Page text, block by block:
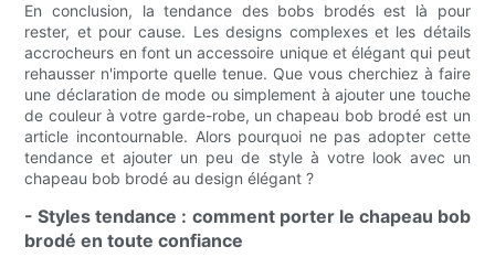
En conclusion, la tendance des bobs brodés est là pour
rester, et pour cause. Les designs complexes et les détails
accrocheurs en font un accessoire unique et élégant qui peut
rehausser n'importe quelle tenue. Que vous cherchiez à faire
une déclaration de mode ou simplement à ajouter une touche
de couleur à votre garde-robe, un chapeau bob brodé est un
article incontournable. Alors pourquoi ne pas adopter cette
tendance et ajouter un peu de style à votre look avec un
chapeau bob brodé au design élégant ?
- Styles tendance : comment porter le chapeau bob
brodé en toute confiance